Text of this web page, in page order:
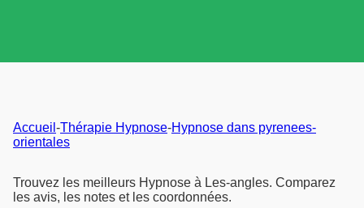
Accueil -Thérapie Hypnose-Hypnose dans pyrenees-
orientales
Trouvez les meilleurs Hypnose à Les-angles. Comparez
les avis, les notes et les coordonnées.